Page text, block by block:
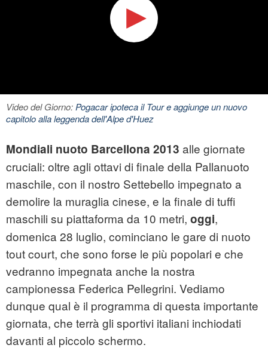
Video del Giorno: Pogacar ipoteca il Tour e aggiunge un nuovo
capitolo alla leggenda dell'Alpe d'Huez
Mondiali nuoto Barcellona 2013 alle giornate
cruciali: oltre agli ottavi di finale della Pallanuoto
maschile, con il nostro Settebello impegnato a
demolire la muraglia cinese, e la finale di tuffi
maschili su piattaforma da 10 metri, oggi,
domenica 28 luglio, cominciano le gare di nuoto
tout court, che sono forse le più popolari e che
vedranno impegnata anche la nostra
campionessa Federica Pellegrini. Vediamo
dunque qual è il programma di questa importante
giornata, che terrà gli sportivi italiani inchiodati
davanti al piccolo schermo.